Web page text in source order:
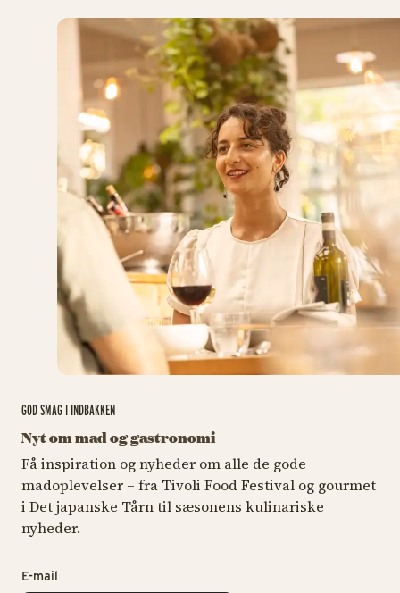
GOD SMAG I INDBAKKEN
Nyt om mad og gastronomi
Få inspiration og nyheder om alle de gode
madoplevelser – fra Tivoli Food Festival og gourmet
i Det japanske Tårn til sæsonens kulinariske
nyheder.
E-mail